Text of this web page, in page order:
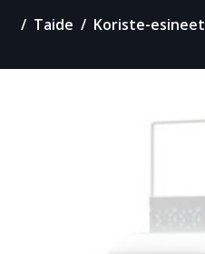
Taide Koriste-esineet